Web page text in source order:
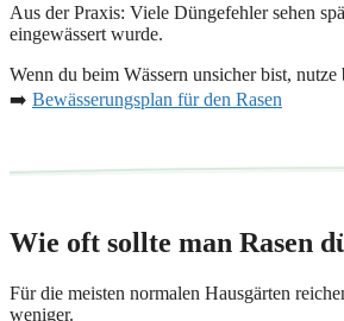
Aus der Praxis: Viele Düngefehler sehen
eingewässert wurde.
Wenn du beim Wässern unsicher bist, nutze
➡️ Bewässerungsplan für den Rasen
Wie oft sollte man Rasen
Für die meisten normalen Hausgärten
weniger.